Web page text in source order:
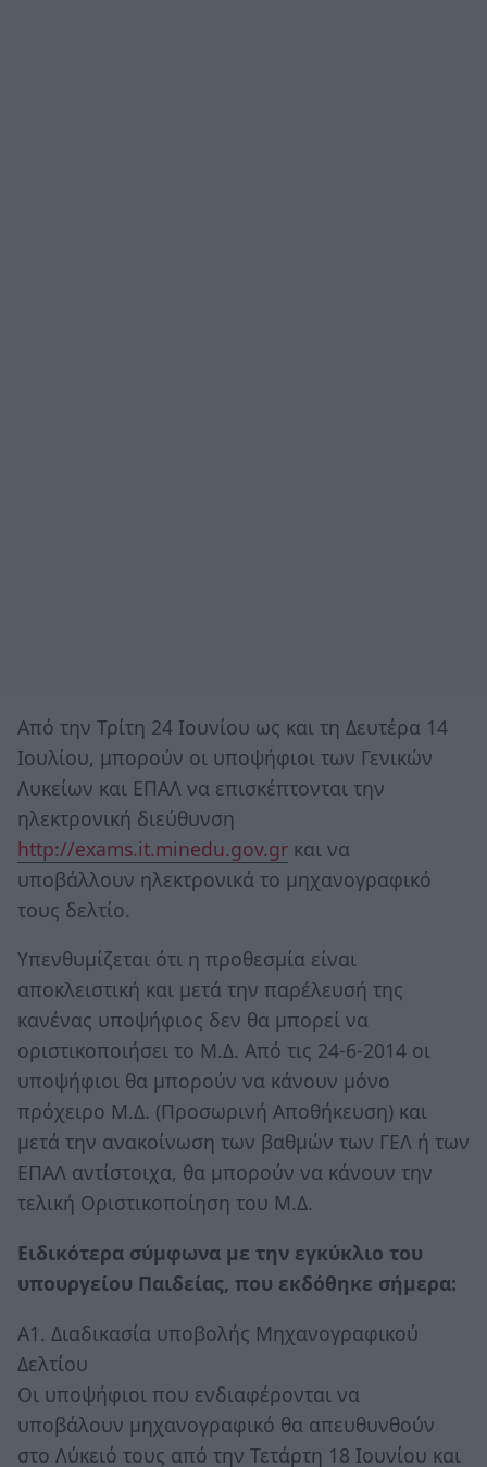
Από την Τρίτη 24 Ιουνίου ως και τη Δευτέρα 14
Ιουλίου, μπορούν οι υποψήφιοι των Γενικών
Λυκείων και ΕΠΑΛ να επισκέπτονται την
ηλεκτρονική διεύθυνση
http://exams.it.minedu.gov.gr και να
υποβάλλουν ηλεκτρονικά το μηχανογραφικό
τους δελτίο.
Υπενθυμίζεται ότι η προθεσμία είναι
αποκλειστική και μετά την παρέλευσή της
κανένας υποψήφιος δεν θα μπορεί να
οριστικοποιήσει το Μ.Δ. Από τις 24-6-2014 οι
υποψήφιοι θα μπορούν να κάνουν μόνο
πρόχειρο Μ.Δ. (Προσωρινή Αποθήκευση) και
μετά την ανακοίνωση των βαθμών των ΓΕΛ ή των
ΕΠΑΛ αντίστοιχα, θα μπορούν να κάνουν την
τελική Οριστικοποίηση του Μ.Δ.
Ειδικότερα σύμφωνα με την εγκύκλιο του
υπουργείου Παιδείας, που εκδόθηκε σήμερα:
Α1. Διαδικασία υποβολής Μηχανογραφικού
Δελτίου
Οι υποψήφιοι που ενδιαφέρονται να
υποβάλουν μηχανογραφικό θα απευθυνθούν
στο Λύκειό τους από την Τετάρτη 18 Ιουνίου και